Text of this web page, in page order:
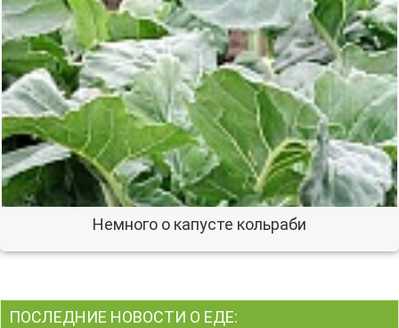
Немного о капусте кольраби
ПОСЛЕДНИЕ НОВОСТИ О ЕДЕ: